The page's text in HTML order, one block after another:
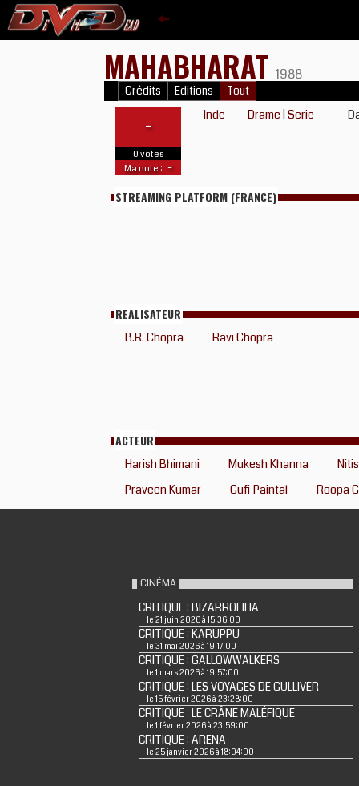
MAHABHARAT 1988
Crédits Editions Tout
-
0 votes
Ma note : -
Inde Drame |Serie
-
STREAMING PLATFORM (FRANCE)
REALISATEUR
B.R. Chopra Ravi Chopra
ACTEUR
Harish Bhimani Mukesh Khanna
Praveen Kumar
Gufi Paintal Roopa
CINÉMA
CRITIQUE : BIZARROFILIA
le 21 juin 2026 à 15:36:00
CRITIQUE : KARUPPU
le 31 mai 2026 à 19:17:00
CRITIQUE : GALLOWWALKERS
le 1 mars 2026 à 19:57:00
CRITIQUE : LES VOYAGES DE GULLIVER
le 15 février 2026 à 23:28:00
CRITIQUE : LE CRÂNE MALÉFIQUE
le 1 février 2026 à 23:59:00
CRITIQUE : ARENA
le 25 janvier 2026 à 18:04:00